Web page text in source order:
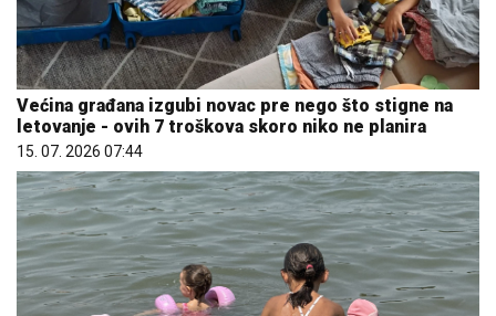
Većina građana izgubi novac pre nego što stigne na
letovanje - ovih 7 troškova skoro niko ne planira
15. 07. 2026 07:44